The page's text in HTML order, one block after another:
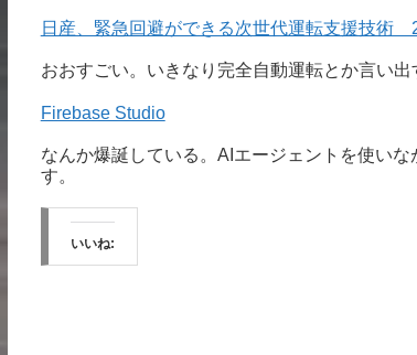
日産、緊急回避ができる次世代運転支援技術
おおすごい。いきなり完全自動運転とか言い
Firebase Studio
なんか爆誕している。AIエージェントを使い
す。
いいね: